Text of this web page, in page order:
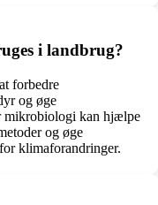
i landbrug?
forbedre
og øge
mikrobiologi kan hjælpe
og øge
klimaforandringer.